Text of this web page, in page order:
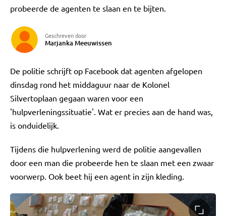
probeerde de agenten te slaan en te bijten.
Geschreven door
Marjanka Meeuwissen
De politie schrijft op Facebook dat agenten afgelopen
dinsdag rond het middaguur naar de Kolonel
Silvertoplaan gegaan waren voor een
'hulpverleningssituatie'. Wat er precies aan de hand was,
is onduidelijk.
Tijdens die hulpverlening werd de politie aangevallen
door een man die probeerde hen te slaan met een zwaar
voorwerp. Ook beet hij een agent in zijn kleding.